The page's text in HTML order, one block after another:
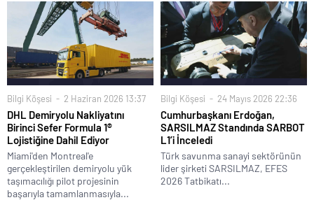
Bilgi Köşesi 2 Haziran 2026 13:37
DHL Demiryolu Nakliyatını
Birinci Sefer Formula 1®
Lojistiğine Dahil Ediyor
Miami'den Montreal'e
gerçekleştirilen demiryolu yük
taşımacılığı pilot projesinin
başarıyla tamamlanmasıyla...
Bilgi Köşesi 24 Mayıs 2026 22:36
Cumhurbaşkanı Erdoğan,
SARSILMAZ Standında SARBOT
L1’i İnceledi
Türk savunma sanayi sektörünün
lider şirketi SARSILMAZ, EFES
2026 Tatbikatı...